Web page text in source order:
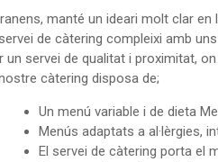
manté un ideari molt clar
de càtering compleixi amb
un servei de qualitat i proximitat,
càtering disposa de;
Un menú variable i de dieta
Menús adaptats a al·lèrgies,
El servei de càtering porta el